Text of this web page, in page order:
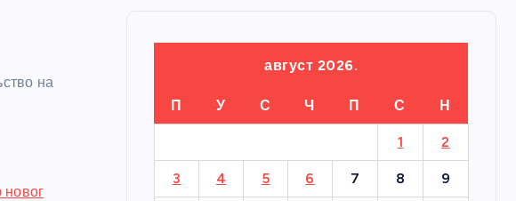
на
новог
август 2026.
П У С Ч П С Н
1 2
3 4 5 6 7 8 9